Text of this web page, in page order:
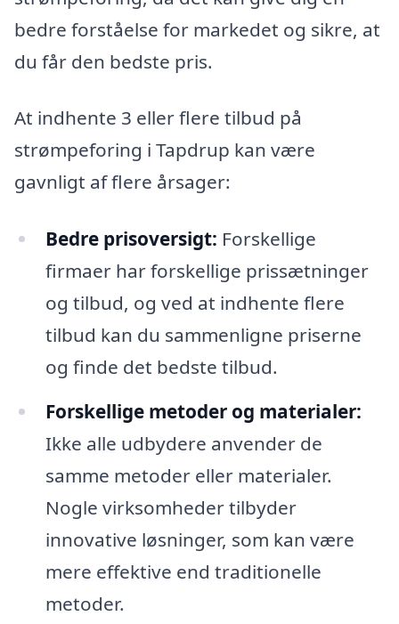
bedre forståelse for markedet og sikre, at
du får den bedste pris.
At indhente 3 eller flere tilbud på
strømpeforing i Tapdrup kan være
gavnligt af flere årsager:
Bedre prisoversigt: Forskellige
firmaer har forskellige prissætninger
og tilbud, og ved at indhente flere
tilbud kan du sammenligne priserne
og finde det bedste tilbud.
Forskellige metoder og materialer:
Ikke alle udbydere anvender de
samme metoder eller materialer.
Nogle virksomheder tilbyder
innovative løsninger, som kan være
mere effektive end traditionelle
metoder.